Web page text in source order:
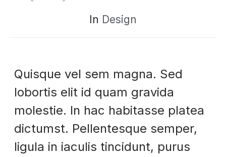
In Design
Quisque vel sem magna. Sed
lobortis elit id quam gravida
molestie. In hac habitasse platea
dictumst. Pellentesque semper,
ligula in iaculis tincidunt, purus